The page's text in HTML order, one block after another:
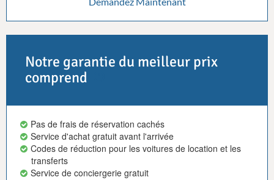
Notre garantie du meilleur prix
comprend
Pas de frais de réservation cachés
Service d'achat gratuit avant l'arrivée
Codes de réduction pour les voitures de location et les
transferts
Service de conciergerie gratuit